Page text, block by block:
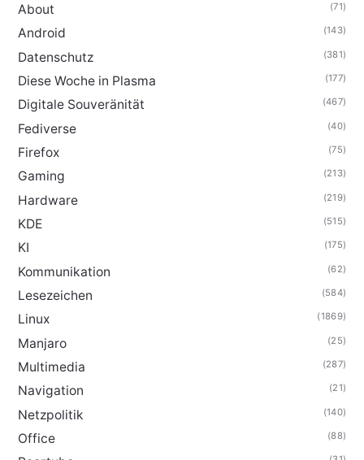
About (71)
Android (143)
Datenschutz (381)
Diese Woche in Plasma (177)
Digitale Souveränität (467)
Fediverse (40)
Firefox (75)
Gaming (213)
Hardware (219)
KDE (515)
KI (175)
Kommunikation (62)
Lesezeichen (584)
Linux (1869)
Manjaro (25)
Multimedia (287)
Navigation (21)
Netzpolitik (140)
Office (88)